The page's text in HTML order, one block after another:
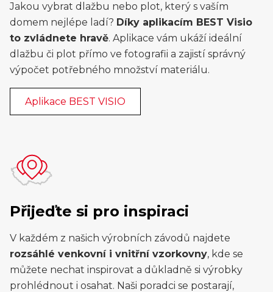
Jakou vybrat dlažbu nebo plot, který s vaším
domem nejlépe ladí? Díky aplikacím BEST Visio
to zvládnete hravě. Aplikace vám ukáží ideální
dlažbu či plot přímo ve fotografii a zajistí správný
výpočet potřebného množství materiálu.
Aplikace BEST VISIO
Přijeďte si pro inspiraci
V každém z našich výrobních závodů najdete
rozsáhlé venkovní i vnitřní vzorkovny, kde se
můžete nechat inspirovat a důkladně si výrobky
prohlédnout i osahat. Naši poradci se postarají,